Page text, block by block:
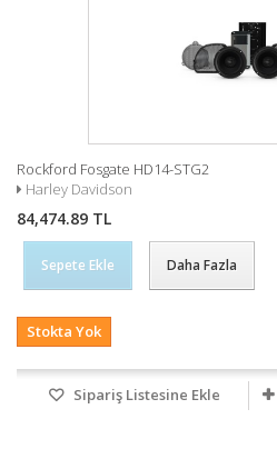
Rockford Fosgate HD14-STG2
Harley Davidson
84,474.89 TL
Sepete Ekle Daha Fazla
Stokta Yok
Sipariş Listesine Ekle